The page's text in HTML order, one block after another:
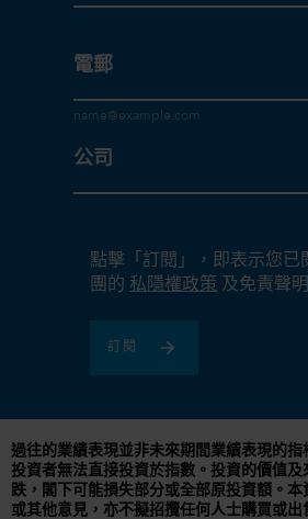
電郵
公司
點擊「訂閱」，即表示您已
團的私隱權政策 及免責聲明
訂閱
過往的業績表現並非未來期間業績表現的指
投資者無法直接投資於指數。投資的價值及
跌，閣下可能損失部分或全部原投資額。
或其他意見，亦不擬招攬任何人士購買或出